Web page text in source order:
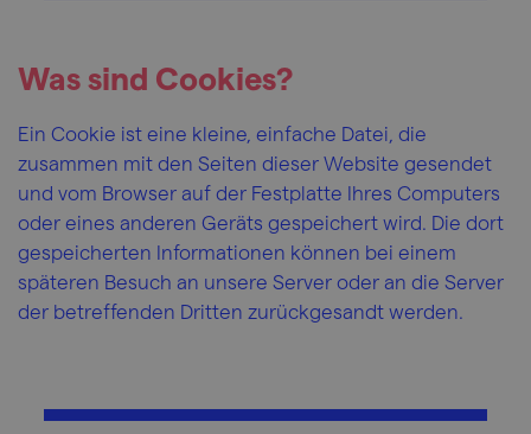
Was sind Cookies?
Ein Cookie ist eine kleine, einfache Datei, die
zusammen mit den Seiten dieser Website gesendet
und vom Browser auf der Festplatte Ihres Computers
oder eines anderen Geräts gespeichert wird. Die dort
gespeicherten Informationen können bei einem
späteren Besuch an unsere Server oder an die Server
der betreffenden Dritten zurückgesandt werden.